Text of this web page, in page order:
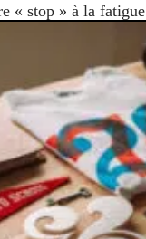
« stop » à la fatigue